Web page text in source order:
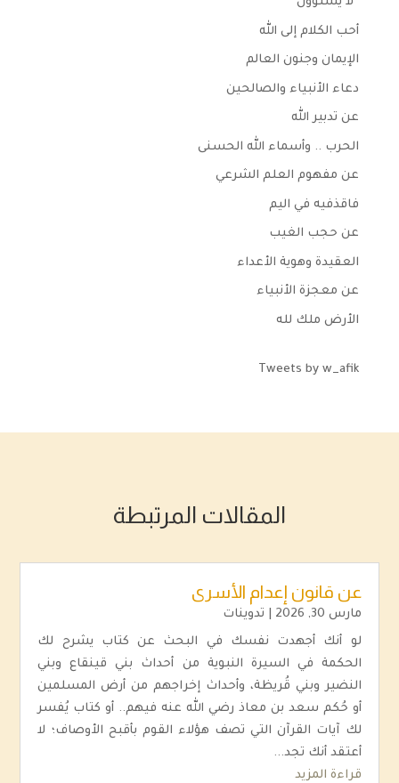
أحب الكلام إلى الله
الإيمان وجنون العالم
دعاء الأنبياء والصالحين
عن تدبير الله
الحرب .. وأسماء الله الحسنى
عن مفهوم العلم الشرعي
فاقذفيه في اليم
عن حجب الغيب
العقيدة وهوية الأعداء
عن معجزة الأنبياء
الأرض ملك لله
Tweets by w_afik
المقالات المرتبطة
عن قانون إعدام الأسرى
مارس 30, 2026 تدوينات
لو أنك أجهدت نفسك في البحث عن كتاب يشرح لك
الحكمة في السيرة النبوية من أحداث بني قينقاع وبني
النضير وبني قُريظة، وأحداث إخراجهم من أرض المسلمين
أو حُكم سعد بن معاذ رضي الله عنه فيهم.. أو كتاب يُفسر
لك آيات القرآن التي تصف هؤلاء القوم بأقبح الأوصاف؛ لا
أعتقد أنك تجد...
قراءة المزيد